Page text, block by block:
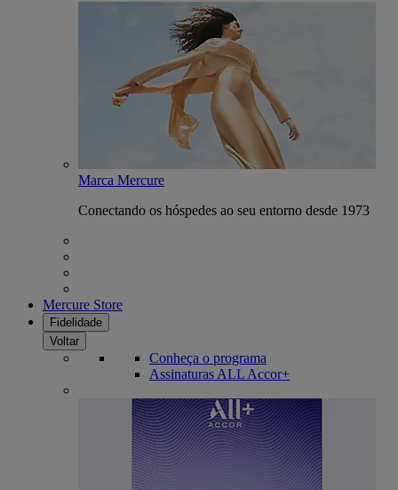
Marca Mercure
Conectando os hóspedes ao seu entorno desde 1973
Mercure Store
Fidelidade
Voltar
Conheça o programa
Assinaturas ALL Accor+